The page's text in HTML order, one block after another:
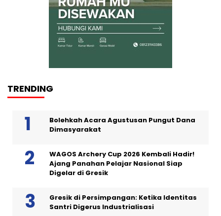
TRENDING
Bolehkah Acara Agustusan Pungut Dana
Dimasyarakat
WAGOS Archery Cup 2026 Kembali Hadir!
Ajang Panahan Pelajar Nasional Siap
Digelar di Gresik
Gresik di Persimpangan: Ketika Identitas
Santri Digerus Industrialisasi